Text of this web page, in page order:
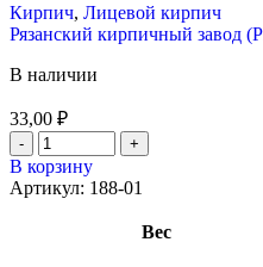
Кирпич, Лицевой кирпич
Рязанский кирпичный завод
В наличии
33,00 ₽
В корзину
Артикул: 188-01
Вес